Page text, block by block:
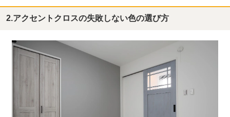
2.アクセントクロスの失敗しない色の選び方